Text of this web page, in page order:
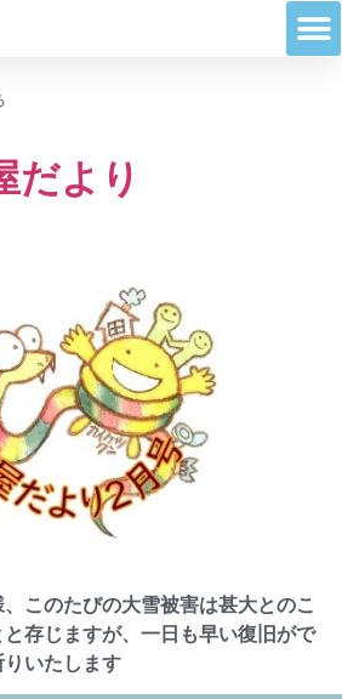
だより
このたびの大雪被害は甚大とのこ
存じますが、一日も早い復旧がで
いたします